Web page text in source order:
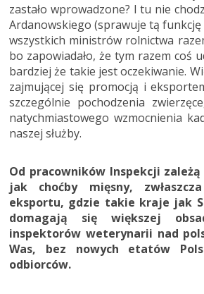
zastało wprowadzone? I tu nie
Ardanowskiego (sprawuje tą funkcję
wszystkich ministrów rolnictwa
bo zapowiadało, że tym razem coś
bardziej że takie jest oczekiwanie.
zajmującej się promocją i
szczególnie pochodzenia
natychmiastowego wzmocnienia
naszej służby.
Od pracowników Inspekcji
jak choćby mięsny,
eksportu, gdzie takie kraje jak
domagają się większej
inspektorów weterynarii nad
Was, bez nowych etatów
odbiorców.